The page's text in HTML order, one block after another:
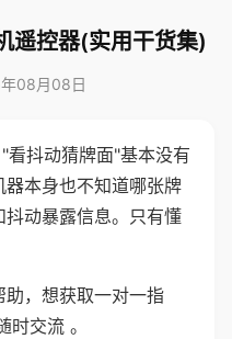
遥控器(实用干货集)
08月08日
看抖动猜牌面"基本没有
本身也不知道哪张牌
动暴露信息。只有懂
，想获取一对一指
交流 。